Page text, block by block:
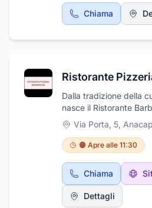
house, serate di gala e
più significativi,
Valorizziamo con i
Chiama
Dalla tradizione della
nasce il Ristorante
anni, i capresi e gli
Ristorante Barbarossa
ricorrenza, una cena di
semplice; piatti
la cordialità e la
un giusto rapporto tra
al giusto prezzo.
vi ringraziano per aver
Via Porta, 5,
🟠 Apre alle 11:30
Chiama
Dettagli